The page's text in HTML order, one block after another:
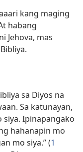
kang maging
habang
Jehova, mas
sa Diyos na
Sa katunayan,
siya. Ipinapangako
hahanapin mo
mo siya.” (1